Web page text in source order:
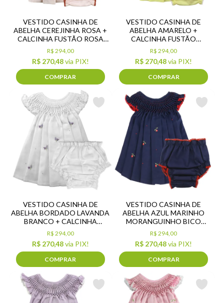
VESTIDO CASINHA DE
ABELHA CEREJINHA ROSA +
CALCINHA FUSTÃO ROSA
COM BICO VERMELHO
R$ 270,48via PIX!
R$ 294,00
COMPRAR
VESTIDO CASINHA DE
ABELHA AMARELO +
CALCINHA FUSTÃO
AMARELO
R$ 270,48via PIX!
R$ 294,00
COMPRAR
VESTIDO CASINHA DE
ABELHA BORDADO LAVANDA
BRANCO + CALCINHA
FUSTÃO BRANCO
R$ 270,48via PIX!
R$ 294,00
COMPRAR
VESTIDO CASINHA DE
ABELHA AZUL MARINHO
MORANGUINHO BICO
VERMELHO + CALCINHA
FUSTÃO MARINHO BICO
VERMELHO
R$ 270,48via PIX!
R$ 294,00
COMPRAR